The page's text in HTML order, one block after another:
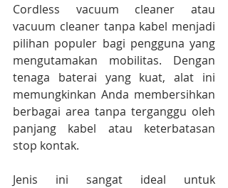
Cordless vacuum cleaner atau
vacuum cleaner tanpa kabel menjadi
pilihan populer bagi pengguna yang
mengutamakan mobilitas. Dengan
tenaga baterai yang kuat, alat ini
memungkinkan Anda membersihkan
berbagai area tanpa terganggu oleh
panjang kabel atau keterbatasan
stop kontak.
Jenis ini sangat ideal untuk